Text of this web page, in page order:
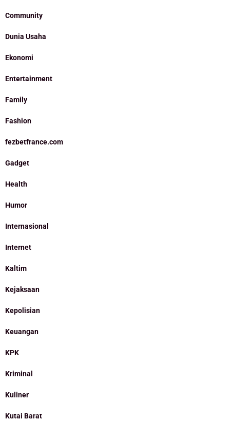
Community
Dunia Usaha
Ekonomi
Entertainment
Family
Fashion
fezbetfrance.com
Gadget
Health
Humor
Internasional
Internet
Kaltim
Kejaksaan
Kepolisian
Keuangan
KPK
Kriminal
Kuliner
Kutai Barat